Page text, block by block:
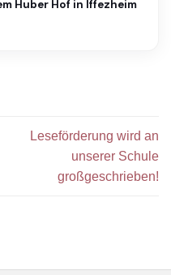
Huber Hof in Iffezheim
Leseförderung wird an
unserer Schule
großgeschrieben!